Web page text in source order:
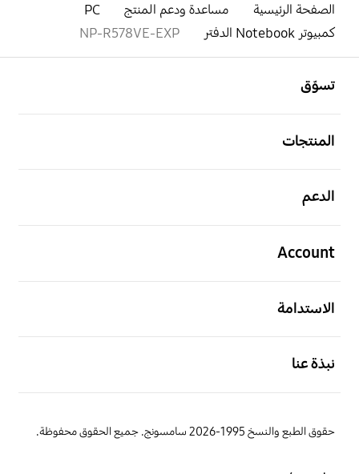
الصفحة الرئيسية مساعدة ودعم المنتج
PC
كمبيوتر Notebook الدفتر
NP-R578VE-EXP
تسوّق
المنتجات
الدعم
Account
الاستدامة
نبذة عنا
حقوق الطبع والنسخ 1995-2026 سامسونج. جميع الحقوق محفوظة.